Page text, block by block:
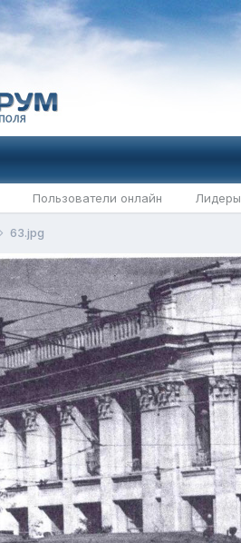
Пользователи онлайн Лидеры
63.jpg